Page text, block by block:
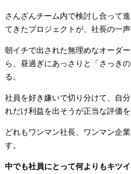
さんざんチーム内で検討し合って
てきたプロジェクトが、社長の一
朝イチで出された無理めなオーダ
ら、昼過ぎにあっさりと「さっき
る。
社員を好き嫌いで切り分けて、自
れだけ利益を出そうが正当な評価を
どれもワンマン社長、ワンマン企
す。
中でも社員にとって何よりもキツ